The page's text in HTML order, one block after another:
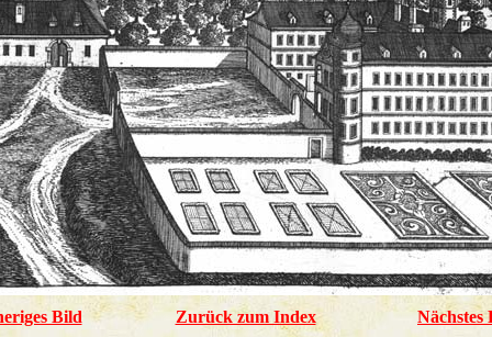
Bild Zurück zum Index Nächstes